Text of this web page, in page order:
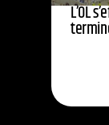
L’OL